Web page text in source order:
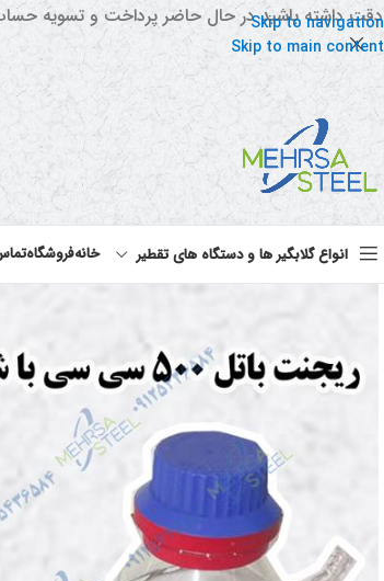
Skip to navigation
Skip to main content
دقت داشته باشید در حال حاضر پرداخت و تسویه
انواع گلابگیر ها و دستگاه های تقطیر خانهفروشگاه